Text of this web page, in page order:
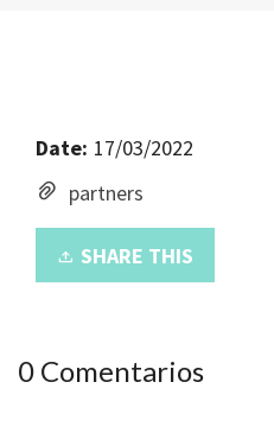
Date: 17/03/2022
partners
SHARE THIS
0 Comentarios